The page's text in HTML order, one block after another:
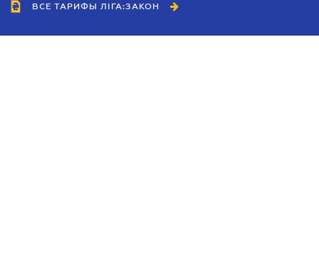
ВСЕ ТАРИФЫ ЛІГА:ЗАКОН